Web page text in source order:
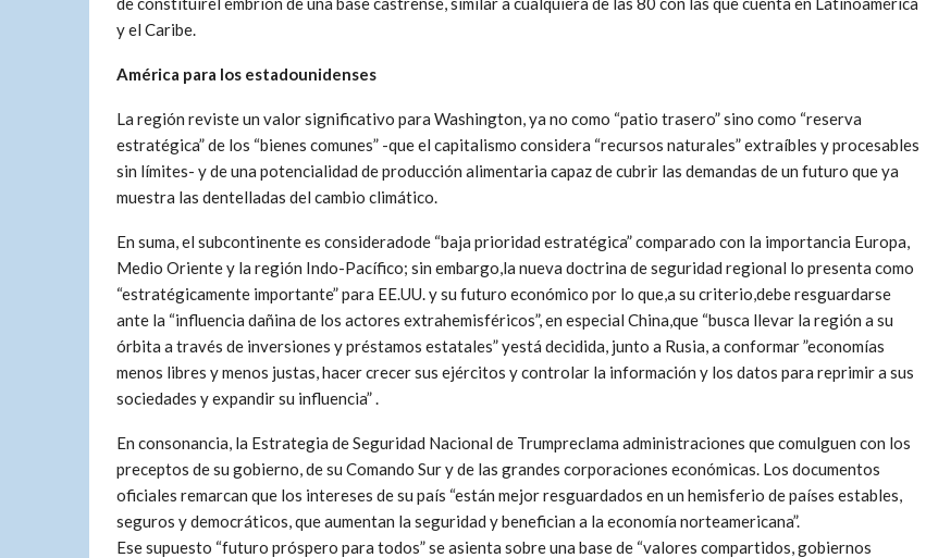
y el Caribe.
América para los estadounidenses
La región reviste un valor significativo para Washington, ya no como “patio trasero” sino como “reserva
estratégica” de los “bienes comunes” -que el capitalismo considera “recursos naturales” extraíbles y procesables
sin límites- y de una potencialidad de producción alimentaria capaz de cubrir las demandas de un futuro que ya
muestra las dentelladas del cambio climático.
En suma, el subcontinente es consideradode “baja prioridad estratégica” comparado con la importancia Europa,
Medio Oriente y la región Indo-Pacífico; sin embargo,la nueva doctrina de seguridad regional lo presenta como
“estratégicamente importante” para EE.UU. y su futuro económico por lo que,a su criterio,debe resguardarse
ante la “influencia dañina de los actores extrahemisféricos”, en especial China,que “busca llevar la región a su
órbita a través de inversiones y préstamos estatales” yestá decidida, junto a Rusia, a conformar ”economías
menos libres y menos justas, hacer crecer sus ejércitos y controlar la información y los datos para reprimir a sus
sociedades y expandir su influencia” .
En consonancia, la Estrategia de Seguridad Nacional de Trumpreclama administraciones que comulguen con los
preceptos de su gobierno, de su Comando Sur y de las grandes corporaciones económicas. Los documentos
oficiales remarcan que los intereses de su país “están mejor resguardados en un hemisferio de países estables,
seguros y democráticos, que aumentan la seguridad y benefician a la economía norteamericana”.
Ese supuesto “futuro próspero para todos” se asienta sobre una base de “valores compartidos, gobiernos